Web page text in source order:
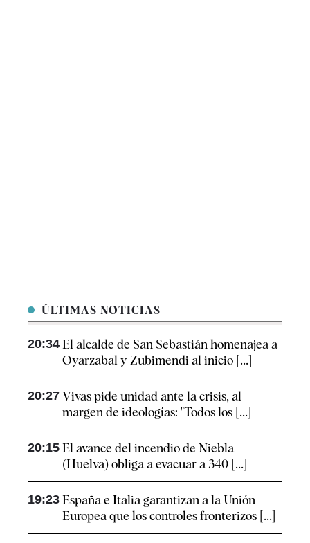
ÚLTIMAS NOTICIAS
20:34 El alcalde de San Sebastián homenajea a
Oyarzabal y Zubimendi al inicio [...]
20:27 Vivas pide unidad ante la crisis, al
margen de ideologías: "Todos los [...]
20:15 El avance del incendio de Niebla
(Huelva) obliga a evacuar a 340 [...]
19:23 España e Italia garantizan a la Unión
Europea que los controles fronterizos [...]